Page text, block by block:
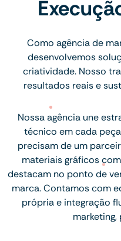
Como agência de
desenvolvemos
criatividade. Nosso
resultados reais e
Nossa agência une
técnico em cada
precisam de um
materiais gráficos
destacam no ponto de
marca. Contamos com
própria e integração